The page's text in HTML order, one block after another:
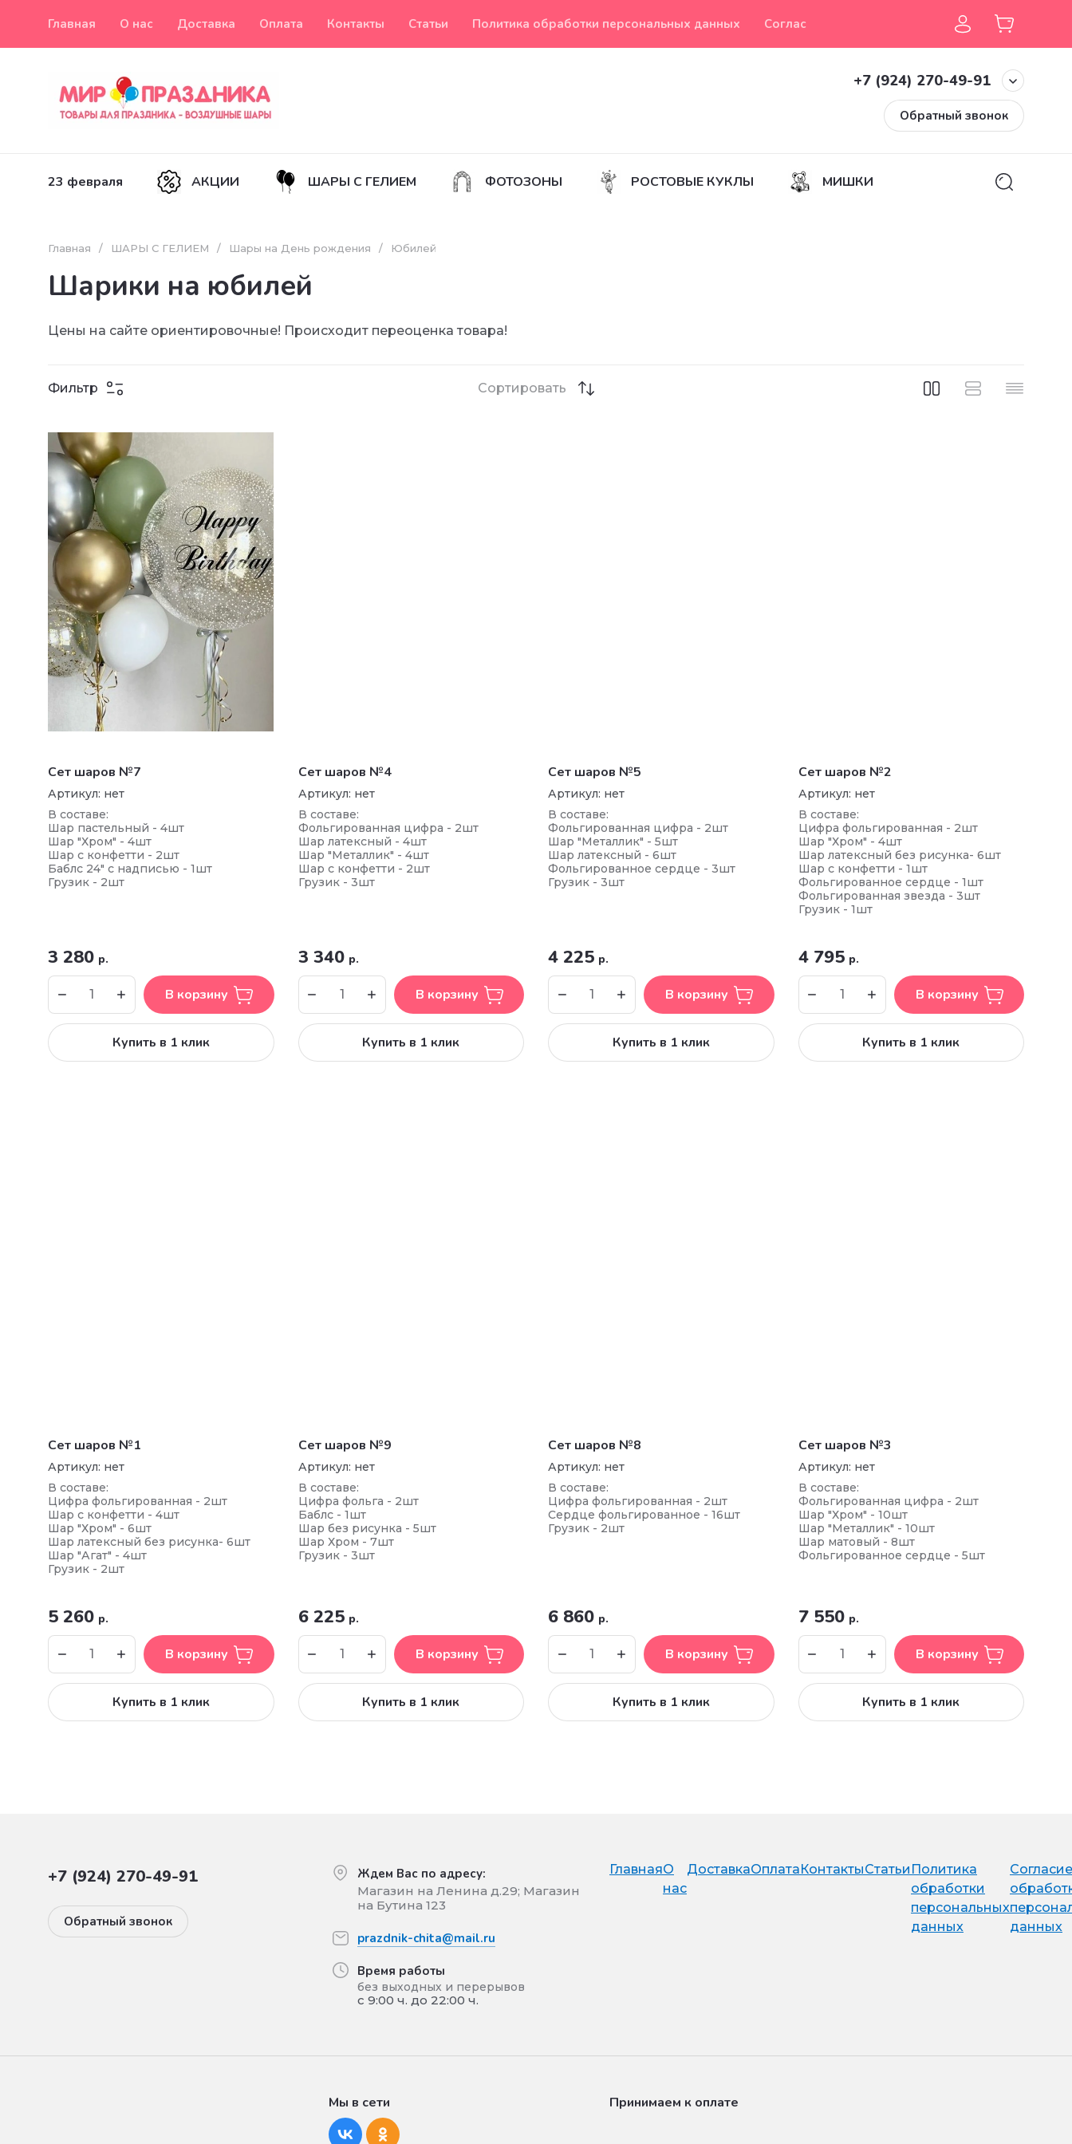
Главная О нас Доставка Оплата Контакты Статьи Политика обработки персональных данных Согласие на обработку персональных данных
+7 (924) 270-49-91
Обратный звонок
23 февраля АКЦИИ ШАРЫ С ГЕЛИЕМ ФОТОЗОНЫ РОСТОВЫЕ КУКЛЫ МИШКИ
Главная / ШАРЫ С ГЕЛИЕМ / Шары на День рождения / Юбилей
Шарики на юбилей
Цены на сайте ориентировочные! Происходит переоценка товара!
Фильтр Сортировать
Сет шаров №7
Артикул: нет
В составе:
Шар пастельный - 4шт
Шар "Хром" - 4шт
Шар с конфетти - 2шт
Баблс 24" с надписью - 1шт
Грузик - 2шт
3 280 р.
В корзину
Купить в 1 клик
Сет шаров №4
Артикул: нет
В составе:
Фольгированная цифра - 2шт
Шар латексный - 4шт
Шар "Металлик" - 4шт
Шар с конфетти - 2шт
Грузик - 3шт
3 340 р.
В корзину
Купить в 1 клик
Сет шаров №5
Артикул: нет
В составе:
Фольгированная цифра - 2шт
Шар "Металлик" - 5шт
Шар латексный - 6шт
Фольгированное сердце - 3шт
Грузик - 3шт
4 225 р.
В корзину
Купить в 1 клик
Сет шаров №2
Артикул: нет
В составе:
Цифра фольгированная - 2шт
Шар "Хром" - 4шт
Шар латексный без рисунка- 6шт
Шар с конфетти - 1шт
Фольгированное сердце - 1шт
Фольгированная звезда - 3шт
Грузик - 1шт
4 795 р.
В корзину
Купить в 1 клик
Сет шаров №1
Артикул: нет
В составе:
Цифра фольгированная - 2шт
Шар с конфетти - 4шт
Шар "Хром" - 6шт
Шар латексный без рисунка- 6шт
Шар "Агат" - 4шт
Грузик - 2шт
5 260 р.
В корзину
Купить в 1 клик
Сет шаров №9
Артикул: нет
В составе:
Цифра фольга - 2шт
Баблс - 1шт
Шар без рисунка - 5шт
Шар Хром - 7шт
Грузик - 3шт
6 225 р.
В корзину
Купить в 1 клик
Сет шаров №8
Артикул: нет
В составе:
Цифра фольгированная - 2шт
Сердце фольгированное - 16шт
Грузик - 2шт
6 860 р.
В корзину
Купить в 1 клик
Сет шаров №3
Артикул: нет
В составе:
Фольгированная цифра - 2шт
Шар "Хром" - 10шт
Шар "Металлик" - 10шт
Шар матовый - 8шт
Фольгированное сердце - 5шт
7 550 р.
В корзину
Купить в 1 клик
+7 (924) 270-49-91
Обратный звонок
Ждем Вас по адресу:
Магазин на Ленина д.29; Магазин
на Бутина 123
prazdnik-chita@mail.ru
Время работы
без выходных и перерывов
с 9:00 ч. до 22:00 ч.
ГлавнаяО
нас
ДоставкаОплатаКонтактыСтатьи Политика
обработки
персональных
данных
данных
Мы в сети Принимаем к оплате